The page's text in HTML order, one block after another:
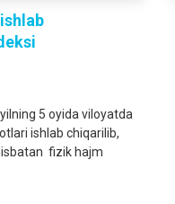
5 oyida viloyatda
ishlab chiqarilib,
fizik hajm